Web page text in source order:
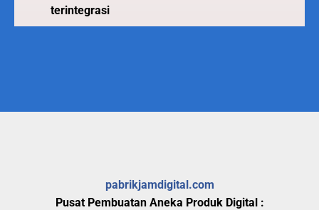
terintegrasi
pabrikjamdigital.com
Pusat Pembuatan Aneka Produk Digital :